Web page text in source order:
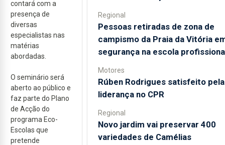
contará com a
presença de
diversas
especialistas nas
matérias
abordadas.
O seminário será
aberto ao público e
faz parte do Plano
de Acção do
programa Eco-
Escolas que
pretende
Regional
Pessoas retiradas de zona de
campismo da Praia da Vitória
segurança na escola
Motores
Rúben Rodrigues satisfeito pela
liderança no CPR
Regional
Novo jardim vai preservar 400
variedades de Camélias